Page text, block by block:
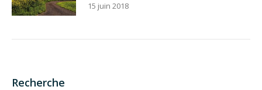
15 juin 2018
Recherche